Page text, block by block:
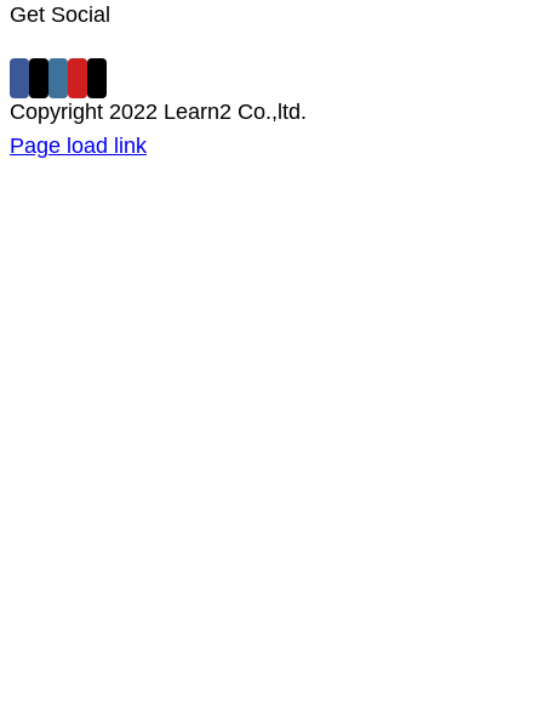
Get Social
Copyright 2022 Learn2 Co.,ltd.
Facebook
X
Instagram
Pinterest
Page load link